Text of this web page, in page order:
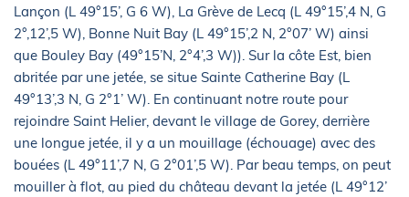
Lançon (L 49°15’, G 6 W), La Grève de Lecq (L 49°15’,4 N, G
2°,12’,5 W), Bonne Nuit Bay (L 49°15’,2 N, 2°07’ W) ainsi
que Bouley Bay (49°15’N, 2°4’,3 W)). Sur la côte Est, bien
abritée par une jetée, se situe Sainte Catherine Bay (L
49°13’,3 N, G 2°1’ W). En continuant notre route pour
rejoindre Saint Helier, devant le village de Gorey, derrière
une longue jetée, il y a un mouillage (échouage) avec des
bouées (L 49°11’,7 N, G 2°01’,5 W). Par beau temps, on peut
mouiller à flot, au pied du château devant la jetée (L 49°12’